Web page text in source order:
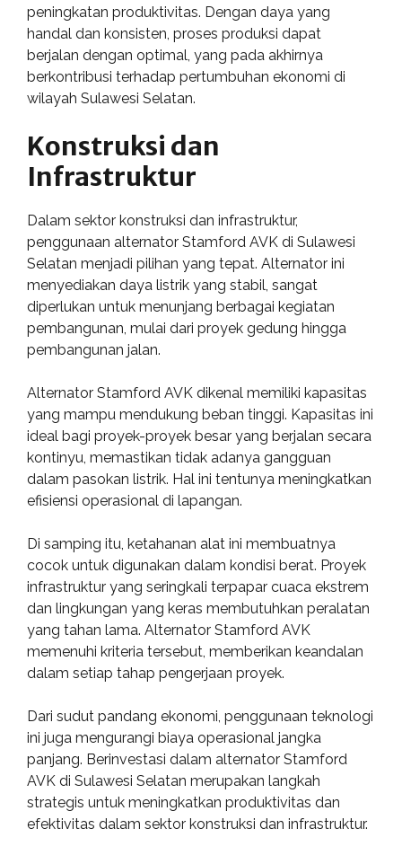
peningkatan produktivitas. Dengan daya yang
handal dan konsisten, proses produksi dapat
berjalan dengan optimal, yang pada akhirnya
berkontribusi terhadap pertumbuhan ekonomi di
wilayah Sulawesi Selatan.
Konstruksi dan
Infrastruktur
Dalam sektor konstruksi dan infrastruktur,
penggunaan alternator Stamford AVK di Sulawesi
Selatan menjadi pilihan yang tepat. Alternator ini
menyediakan daya listrik yang stabil, sangat
diperlukan untuk menunjang berbagai kegiatan
pembangunan, mulai dari proyek gedung hingga
pembangunan jalan.
Alternator Stamford AVK dikenal memiliki kapasitas
yang mampu mendukung beban tinggi. Kapasitas ini
ideal bagi proyek-proyek besar yang berjalan secara
kontinyu, memastikan tidak adanya gangguan
dalam pasokan listrik. Hal ini tentunya meningkatkan
efisiensi operasional di lapangan.
Di samping itu, ketahanan alat ini membuatnya
cocok untuk digunakan dalam kondisi berat. Proyek
infrastruktur yang seringkali terpapar cuaca ekstrem
dan lingkungan yang keras membutuhkan peralatan
yang tahan lama. Alternator Stamford AVK
memenuhi kriteria tersebut, memberikan keandalan
dalam setiap tahap pengerjaan proyek.
Dari sudut pandang ekonomi, penggunaan teknologi
ini juga mengurangi biaya operasional jangka
panjang. Berinvestasi dalam alternator Stamford
AVK di Sulawesi Selatan merupakan langkah
strategis untuk meningkatkan produktivitas dan
efektivitas dalam sektor konstruksi dan infrastruktur.